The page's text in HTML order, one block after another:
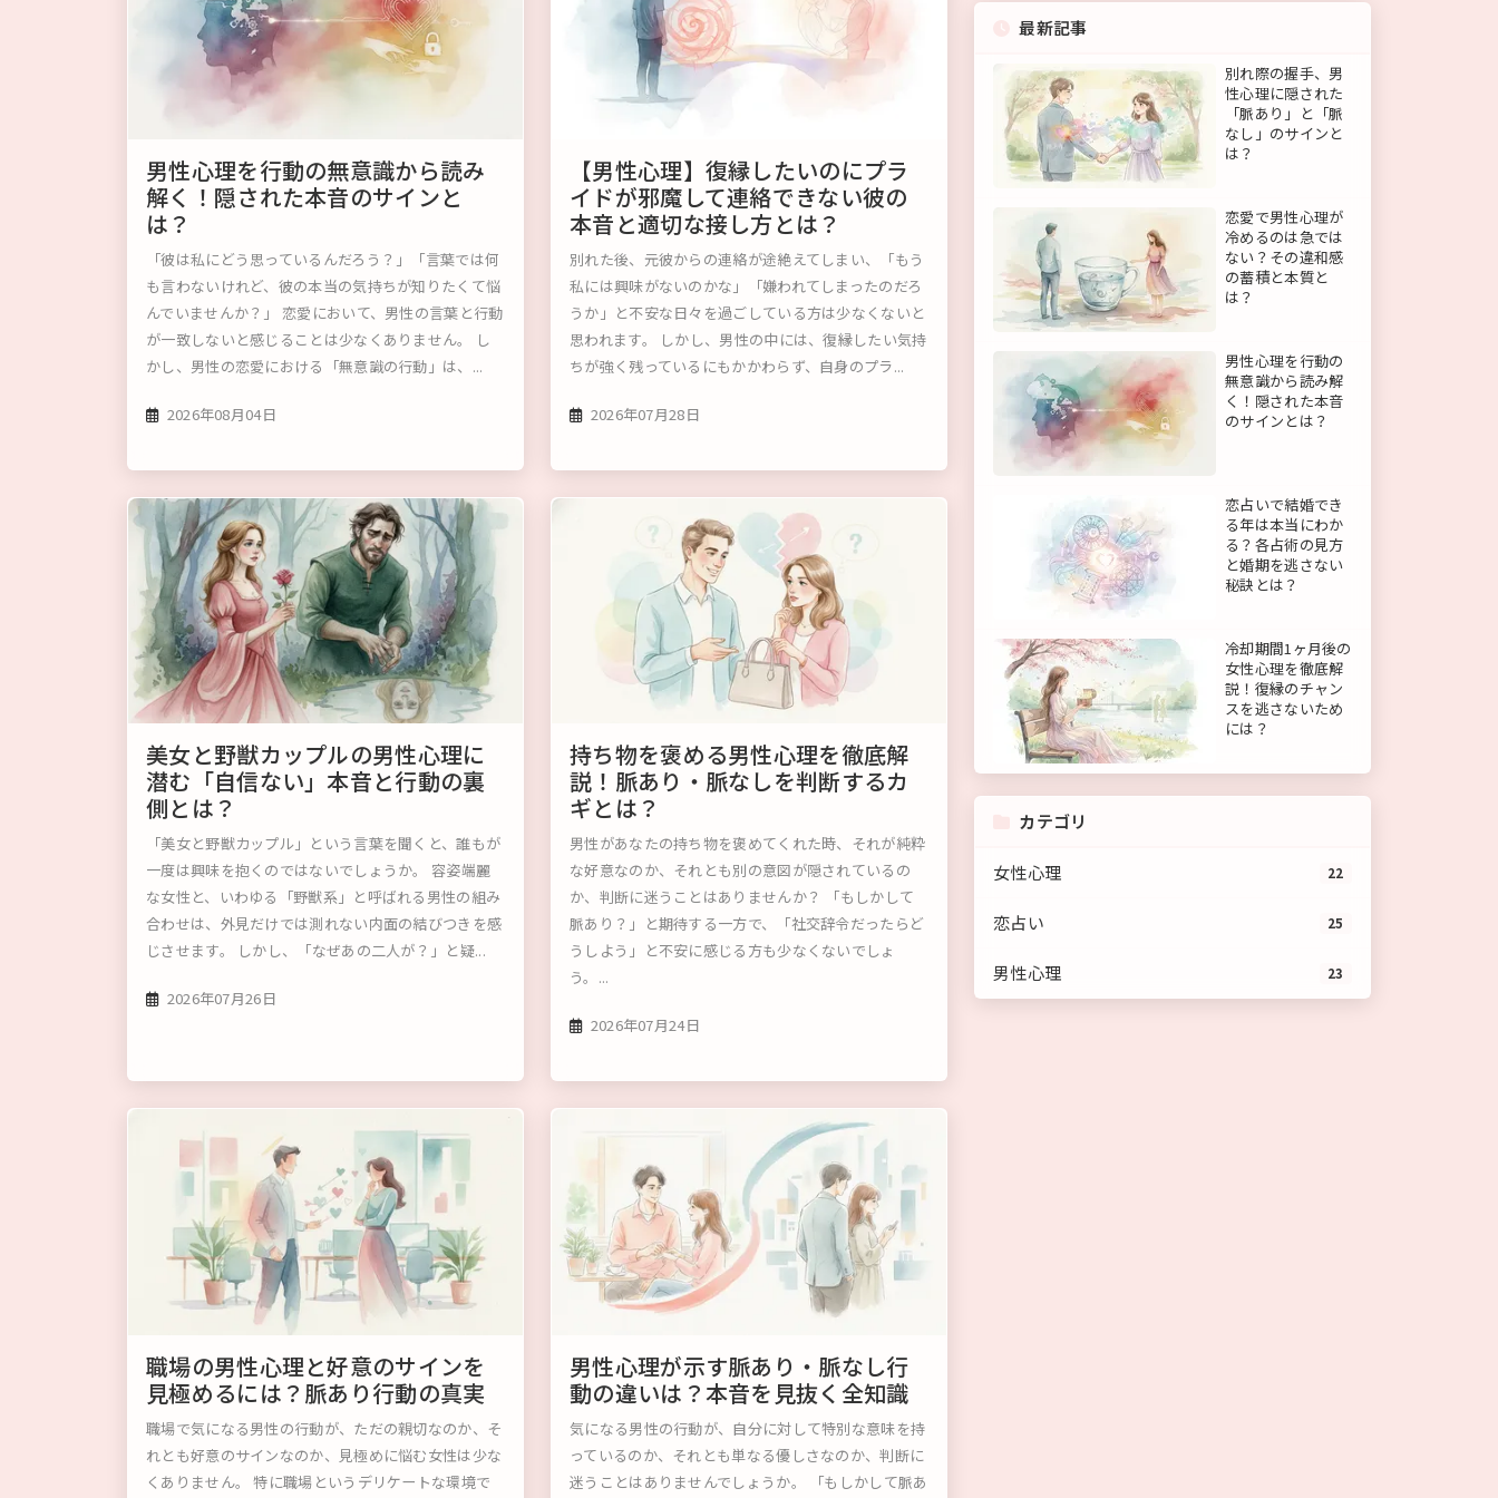
男性心理を行動の無意識から読み
解く！隠された本音のサインと
は？
「彼は私にどう思っているんだろう？」「言葉では何
も言わないけれど、彼の本当の気持ちが知りたくて悩
んでいませんか？」 恋愛において、男性の言葉と行動
が一致しないと感じることは少なくありません。 し
かし、男性の恋愛における「無意識の行動」は、...
2026年08月04日
【男性心理】復縁したいのにプラ
イドが邪魔して連絡できない彼の
本音と適切な接し方とは？
別れた後、元彼からの連絡が途絶えてしまい、「もう
私には興味がないのかな」「嫌われてしまったのだろ
うか」と不安な日々を過ごしている方は少なくないと
思われます。 しかし、男性の中には、復縁したい気持
ちが強く残っているにもかかわらず、自身のプラ...
2026年07月28日
美女と野獣カップルの男性心理に
潜む「自信ない」本音と行動の裏
側とは？
「美女と野獣カップル」という言葉を聞くと、誰もが
一度は興味を抱くのではないでしょうか。 容姿端麗
な女性と、いわゆる「野獣系」と呼ばれる男性の組み
合わせは、外見だけでは測れない内面の結びつきを感
じさせます。 しかし、「なぜあの二人が？」と疑...
2026年07月26日
持ち物を褒める男性心理を徹底解
説！脈あり・脈なしを判断するカ
ギとは？
男性があなたの持ち物を褒めてくれた時、それが純粋
な好意なのか、それとも別の意図が隠されているの
か、判断に迷うことはありませんか？ 「もしかして
脈あり？」と期待する一方で、「社交辞令だったらど
うしよう」と不安に感じる方も少なくないでしょ
う。...
2026年07月24日
職場の男性心理と好意のサインを
見極めるには？脈あり行動の真実
職場で気になる男性の行動が、ただの親切なのか、そ
れとも好意のサインなのか、見極めに悩む女性は少な
くありません。 特に職場というデリケートな環境で
男性心理が示す脈あり・脈なし行
動の違いは？本音を見抜く全知識
気になる男性の行動が、自分に対して特別な意味を持
っているのか、それとも単なる優しさなのか、判断に
迷うことはありませんでしょうか。 「もしかして脈あ
最新記事
別れ際の握手、男
性心理に隠された
「脈あり」と「脈
なし」のサインと
は？
恋愛で男性心理が
冷めるのは急では
ない？その違和感
の蓄積と本質と
は？
男性心理を行動の
無意識から読み解
く！隠された本音
のサインとは？
恋占いで結婚でき
る年は本当にわか
る？各占術の見方
と婚期を逃さない
秘訣とは？
冷却期間1ヶ月後の
女性心理を徹底解
説！復縁のチャン
スを逃さないため
には？
カテゴリ
女性心理 22
恋占い 25
男性心理 23